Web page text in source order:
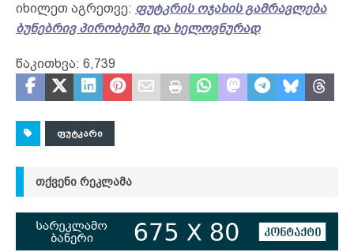
იხილეთ აგრეთვე: ფუტკრის ოჯახის გამრავლება
ბუნებრივ პირობებში და ხელოვნურად
წაკითხვა: 6,739
ᲤᲣᲢᲙᲐᲠᲘ
ᲗᲥᲕᲔᲜᲘ ᲠᲔᲙᲚᲐᲛᲐ